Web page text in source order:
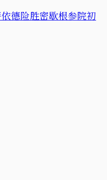
德险胜密歇根参院初